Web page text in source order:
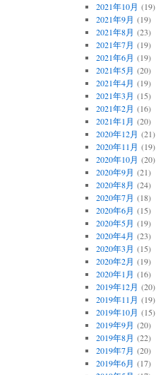
2021年10月 (19)
2021年9月 (19)
2021年8月 (23)
2021年7月 (19)
2021年6月 (19)
2021年5月 (20)
2021年4月 (19)
2021年3月 (15)
2021年2月 (16)
2021年1月 (20)
2020年12月 (21)
2020年11月 (19)
2020年10月 (20)
2020年9月 (21)
2020年8月 (24)
2020年7月 (18)
2020年6月 (15)
2020年5月 (19)
2020年4月 (23)
2020年3月 (15)
2020年2月 (19)
2020年1月 (16)
2019年12月 (20)
2019年11月 (19)
2019年10月 (15)
2019年9月 (20)
2019年8月 (22)
2019年7月 (20)
2019年6月 (17)